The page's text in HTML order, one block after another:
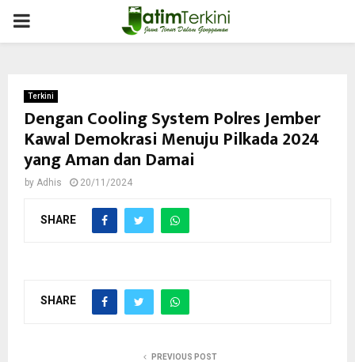
PRIMARY
Terkini
Dengan Cooling System Polres Jember
Kawal Demokrasi Menuju Pilkada 2024
yang Aman dan Damai
by Adhis 20/11/2024
SHARE
SHARE
PREVIOUS POST